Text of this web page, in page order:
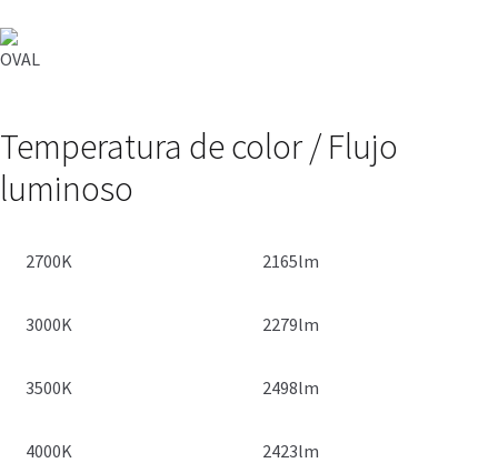
OVAL
Temperatura de color / Flujo
luminoso
2700K 2165lm
3000K 2279lm
3500K 2498lm
4000K 2423lm